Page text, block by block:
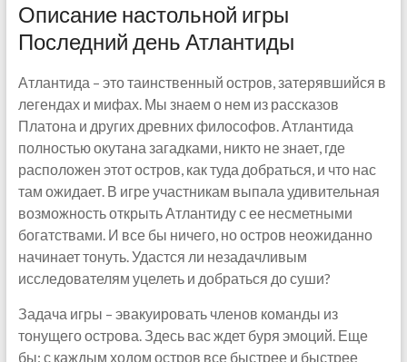
Описание настольной игры
Последний день Атлантиды
Атлантида – это таинственный остров, затерявшийся в
легендах и мифах. Мы знаем о нем из рассказов
Платона и других древних философов. Атлантида
полностью окутана загадками, никто не знает, где
расположен этот остров, как туда добраться, и что нас
там ожидает. В игре участникам выпала удивительная
возможность открыть Атлантиду с ее несметными
богатствами. И все бы ничего, но остров неожиданно
начинает тонуть. Удастся ли незадачливым
исследователям уцелеть и добраться до суши?
Задача игры – эвакуировать членов команды из
тонущего острова. Здесь вас ждет буря эмоций. Еще
бы: с каждым ходом остров все быстрее и быстрее